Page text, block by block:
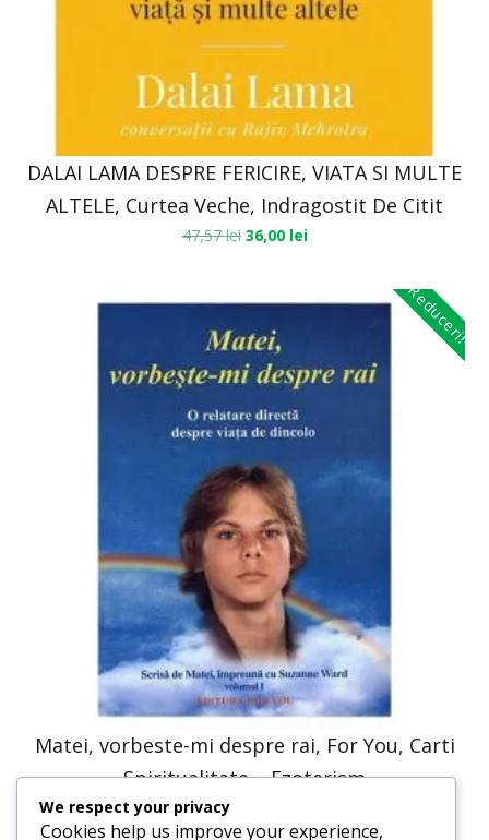
DALAI LAMA DESPRE FERICIRE, VIATA SI MULTE
ALTELE, Curtea Veche, Indragostit De Citit
47,57lei 36,00 lei
Reduceri!
Matei, vorbeste-mi despre rai, For You, Carti
Spiritualitate – Ezoterism
41,23lei
We respect your privacy
Cookies help us improve your experience,